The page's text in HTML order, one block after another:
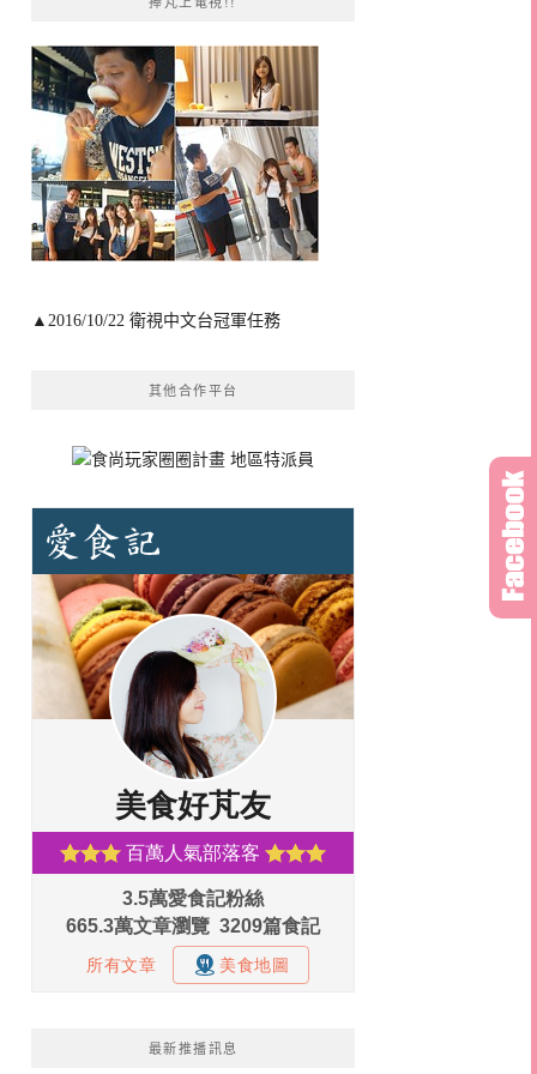
▲2016/10/22 衛視中文台冠軍任務
其他合作平台
最新推播訊息